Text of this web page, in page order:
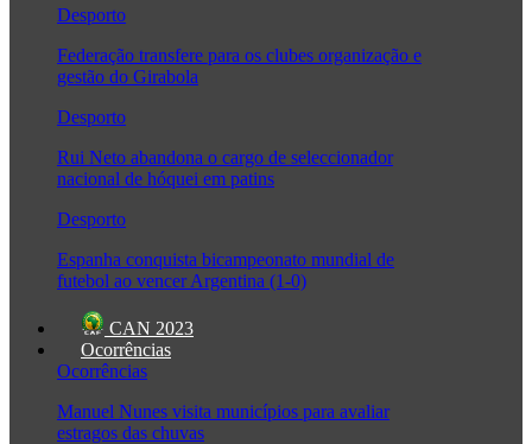
Desporto
Federação transfere para os clubes organização e
gestão do Girabola
Desporto
Rui Neto abandona o cargo de seleccionador
nacional de hóquei em patins
Desporto
Espanha conquista bicampeonato mundial de
futebol ao vencer Argentina (1-0)
CAN 2023
Ocorrências
Ocorrências
Manuel Nunes visita municípios para avaliar
estragos das chuvas